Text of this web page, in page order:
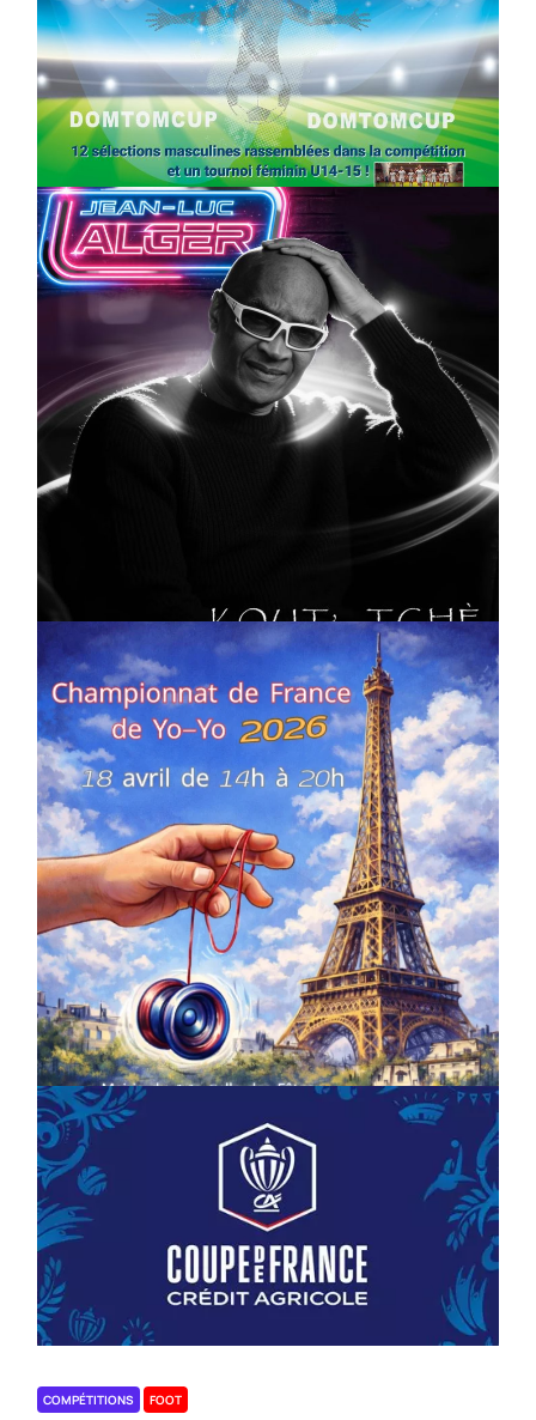
SPORT COMPÉTITIONS FOOTBALL JEUNESSE & SPORTS
Foot : la DTC 2026 approche
On03/04/2026byWebmaster2Risi
CULTURE
Artiste W2R : Jean Luc ALGER
On
COMPÉTITIONS CULTURE EN FAMILLE JEUNESSE & SPORTS
Championnat de France de la FYYA
le 18 avril – Paris 14e
On18/03/2026byWebmaster2Risi
COMPÉTITIONS FOOT